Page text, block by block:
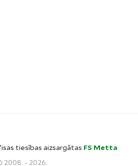
tiesības aizsargātas FS Metta
2008. - 2026.